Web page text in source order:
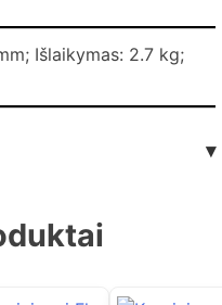
Išlaikymas: 2.7 kg;
▾